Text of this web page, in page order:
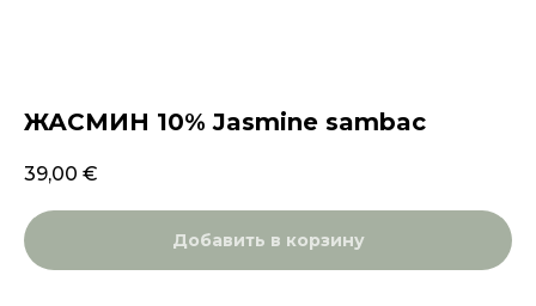
ЖАСМИН 10% Jasmine sambac
39,00 €
Добавить в корзину